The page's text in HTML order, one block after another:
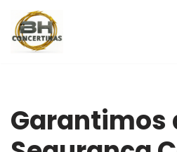
Pular
para
Garantimos